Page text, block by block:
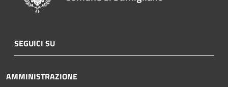
SEGUICI SU
AMMINISTRAZIONE